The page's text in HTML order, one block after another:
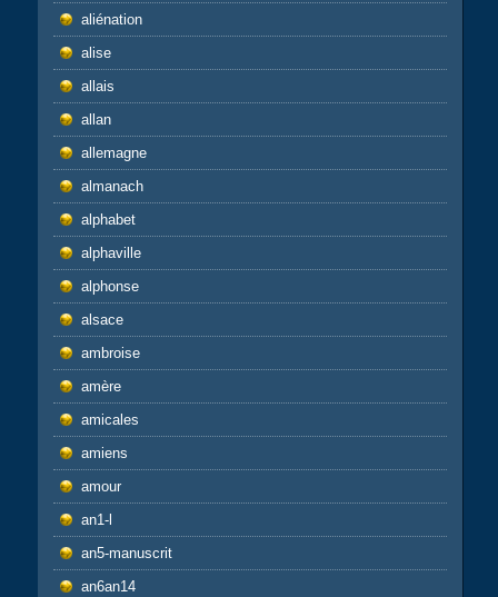
aliénation
alise
allais
allan
allemagne
almanach
alphabet
alphaville
alphonse
alsace
ambroise
amère
amicales
amiens
amour
an1-l
an5-manuscrit
an6an14